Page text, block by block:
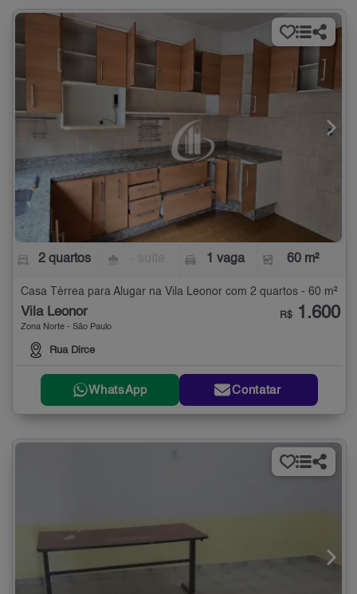
2 quartos 1 vaga 60 m²
Casa Térrea para Alugar na Vila Leonor com 2 quartos - 60 m²
Vila Leonor
Zona Norte - São Paulo
Rua Dirce
R$ 1.600
WhatsApp Contatar